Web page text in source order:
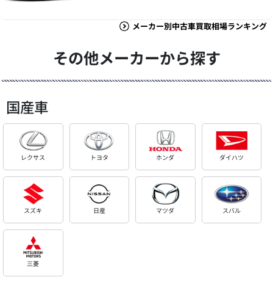
メーカー別中古車買取相場ランキング
その他メーカーから探す
国産車
レクサス トヨタ ホンダ ダイハツ
スズキ 日産 マツダ スバル
三菱